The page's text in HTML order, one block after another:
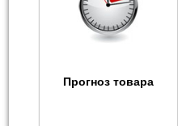
Прогноз товара